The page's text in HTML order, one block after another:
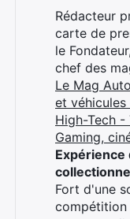
Rédacteur
carte de
le
chef des
Le Mag
et
High-Tech -
Gaming,
Expérience
Fort d'une
compétition